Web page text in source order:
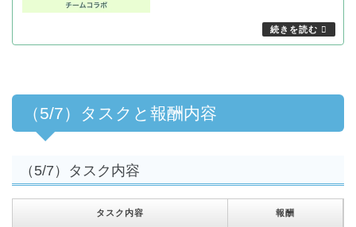
（5/7）タスクと報酬内容
（5/7）タスク内容
タスク内容 報酬